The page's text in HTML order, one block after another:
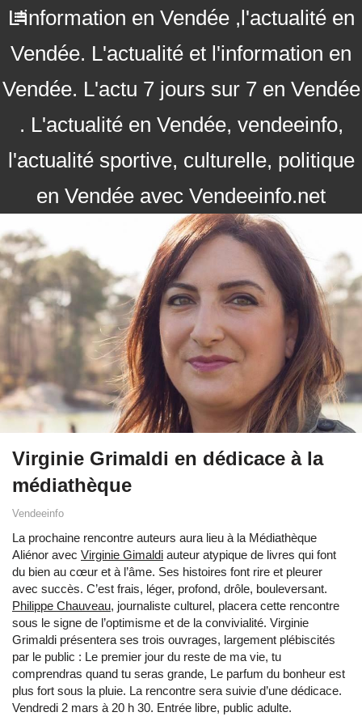
L'information en Vendée ,l'actualité en
Vendée. L'actualité et l'information en
Vendée. L'actu 7 jours sur 7 en Vendée
. L'actualité en Vendée, vendeeinfo,
l'actualité sportive, culturelle, politique
en Vendée avec Vendeeinfo.net
Virginie Grimaldi en dédicace à la
médiathèque
Vendeeinfo
La prochaine rencontre auteurs aura lieu à la Médiathèque
Aliénor avec Virginie Gimaldi auteur atypique de livres qui font
du bien au cœur et à l’âme. Ses histoires font rire et pleurer
avec succès. C’est frais, léger, profond, drôle, bouleversant.
Philippe Chauveau, journaliste culturel, placera cette rencontre
sous le signe de l’optimisme et de la convivialité. Virginie
Grimaldi présentera ses trois ouvrages, largement plébiscités
par le public : Le premier jour du reste de ma vie, tu
comprendras quand tu seras grande, Le parfum du bonheur est
plus fort sous la pluie. La rencontre sera suivie d’une dédicace.
Vendredi 2 mars à 20 h 30. Entrée libre, public adulte.